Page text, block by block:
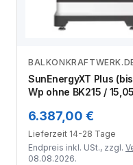
SunEnergyXT Plus
Wp ohne BK215 /
6.387,00 €
Lieferzeit 14-28 Tage
Endpreis inkl. USt., zzgl.
08.08.2026.